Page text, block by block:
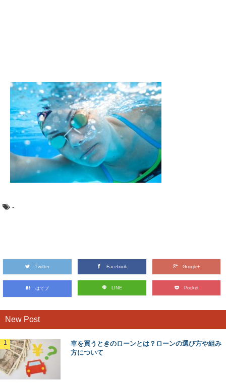
ペットとして飼いやすい種類、人気の動物を
調査！
私たちの生活を豊かなものにしてくれるペット。とても可
愛らしく癒されます。 これからペットを飼っ...
塗り絵に使う色から考察する子供の心理につ
いて
塗り絵をしている子供が黒色ばかりを使っていたらなんだ
塾の先生にお礼の手紙を書こう！気持ちを素
直に伝えて！
お札の向きはどっち？家の中に貼る場合の方
角や注意点について
-
Twitter Facebook Google+
はてブ LINE Pocket
New Post
車を買うときのローンとは？ローンの選び方や組み
方について